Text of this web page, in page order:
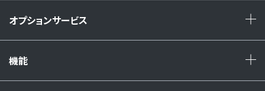
オプションサービス
機能